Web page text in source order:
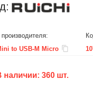
to USB-M Micro
наличии: 360шт.